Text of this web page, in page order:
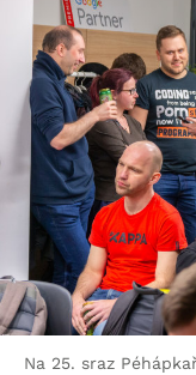
Na 25. sraz